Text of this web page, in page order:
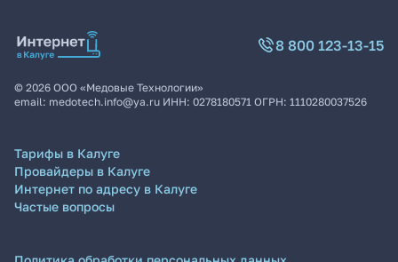
8 800 123-13-15
© 2026 ООО «Медовые Технологии»
email: medotech.info@ya.ru ИНН: 0278180571 ОГРН: 1110280037526
Тарифы в Калуге
Провайдеры в Калуге
Интернет по адресу в Калуге
Частые вопросы